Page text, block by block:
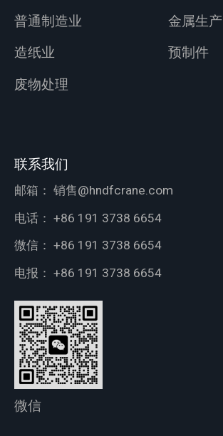
普通制造业
金属生产
造纸业
预制件
废物处理
联系我们
邮箱： 销售@hndfcrane.com
电话： +86 191 3738 6654
微信： +86 191 3738 6654
电报： +86 191 3738 6654
微信